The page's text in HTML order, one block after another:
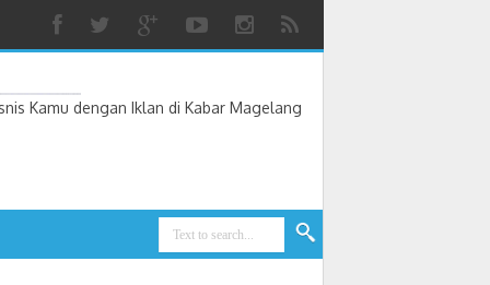
Kamu dengan Iklan di Kabar Magelang